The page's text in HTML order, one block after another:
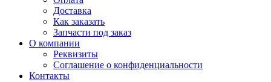
Доставка
Как заказать
Запчасти под заказ
О компании
Реквизиты
Соглашение о конфиденциальности
Контакты